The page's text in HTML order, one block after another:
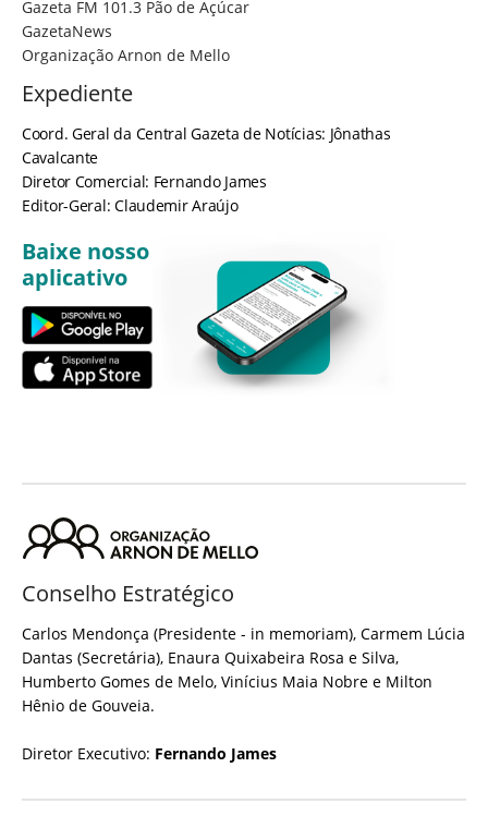
Gazeta FM 101.3 Pão de Açúcar
GazetaNews
Organização Arnon de Mello
Expediente
Coord. Geral da Central Gazeta de Notícias: Jônathas
Cavalcante
Diretor Comercial: Fernando James
Editor-Geral: Claudemir Araújo
Baixe nosso
aplicativo
Conselho Estratégico
Carlos Mendonça (Presidente - in memoriam), Carmem Lúcia
Dantas (Secretária), Enaura Quixabeira Rosa e Silva,
Humberto Gomes de Melo, Vinícius Maia Nobre e Milton
Hênio de Gouveia.
Diretor Executivo: Fernando James